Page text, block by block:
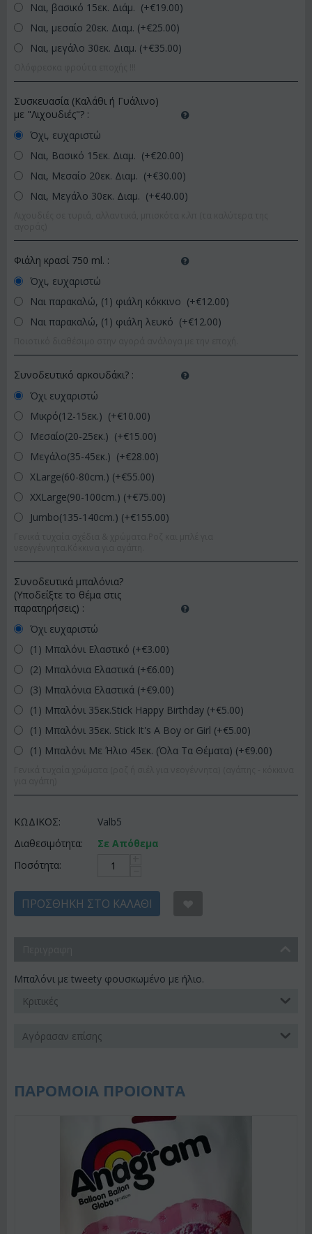
Ναι, βασικό 15εκ. Διάμ. (+€19.00)
Ναι, μεσαίο 20εκ. Διαμ. (+€25.00)
Ναι, μεγάλο 30εκ. Διαμ. (+€35.00)
Συσκευασία (Καλάθι ή Γυάλινο)
με "Λιχουδιές"? :
Όχι, ευχαριστώ
Ναι, Βασικό 15εκ. Διαμ. (+€20.00)
Ναι, Μεσαίο 20εκ. Διαμ. (+€30.00)
Ναι, Μεγάλο 30εκ. Διαμ. (+€40.00)
Φιάλη κρασί 750 ml. :
Όχι, ευχαριστώ
Ναι παρακαλώ, (1) φιάλη κόκκινο (+€12.00)
Ναι παρακαλώ, (1) φιάλη λευκό (+€12.00)
Συνοδευτικό αρκουδάκι? :
Όχι ευχαριστώ
Μικρό(12-15εκ.) (+€10.00)
Μεσαίο(20-25εκ.) (+€15.00)
Μεγάλο(35-45εκ.) (+€28.00)
XLarge(60-80cm.) (+€55.00)
XXLarge(90-100cm.) (+€75.00)
Jumbo(135-140cm.) (+€155.00)
Συνοδευτικά μπαλόνια?
(Υποδείξτε το θέμα στις
παρατηρήσεις) :
Όχι ευχαριστώ
(1) Μπαλόνι Ελαστικό (+€3.00)
(2) Μπαλόνια Ελαστικά (+€6.00)
(3) Μπαλόνια Ελαστικά (+€9.00)
(1) Μπαλόνι 35εκ.Stick Happy Birthday (+€5.00)
(1) Μπαλόνι 35εκ. Stick It's A Boy or Girl (+€5.00)
(1) Μπαλόνι Με Ήλιο 45εκ. (Όλα Τα Θέματα) (+€9.00)
ΚΩΔΙΚΟΣ:
Valb5
Διαθεσιμότητα:
Σε Απόθεμα
Ποσότητα:
ΠΡΟΣΘΉΚΗ ΣΤΟ ΚΑΛΆΘΙ
Μπαλόνι με tweety φουσκωμένο με ήλιο.
Κριτικές
Αγόρασαν επίσης
ΠΑΡΟΜΟΙΑ ΠΡΟΙΟΝΤΑ